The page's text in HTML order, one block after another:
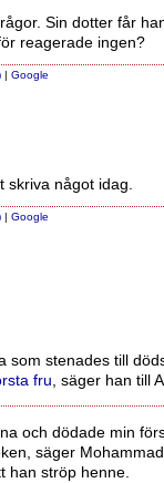
Sin dotter får
reagerade ingen?
| Google
skriva något idag.
| Google
som stenades till
fru, säger han till
och dödade min
säger Mohammad
han ströp henne.